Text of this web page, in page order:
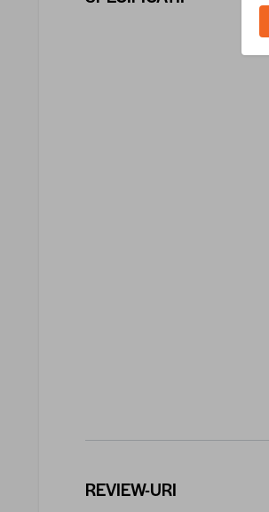
REVIEW-URI